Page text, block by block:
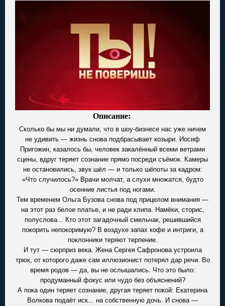
Описание:
Сколько бы мы ни думали, что в шоу-бизнесе нас уже ничем
не удивить — жизнь снова подбрасывает козыри. Иосиф
Пригожин, казалось бы, человек закалённый всеми ветрами
сцены, вдруг теряет сознание прямо посреди съёмок. Камеры
не остановились, звук шёл — и только шёпоты за кадром:
«Что случилось?» Врачи молчат, а слухи множатся, будто
осенние листья под ногами.
Тем временем Ольга Бузова снова под прицелом внимания —
на этот раз белое платье, и не ради клипа. Намёки, сторис,
полуслова... Кто этот загадочный смельчак, решившийся
покорить непокоримую? В воздухе запах кофе и интриги, а
поклонники теряют терпение.
И тут — сюрприз века. Жена Сергея Сафронова устроила
трюк, от которого даже сам иллюзионист потерял дар речи. Во
время родов — да, вы не ослышались. Что это было:
продуманный фокус или чудо без объяснений?
А пока один теряет сознание, другая теряет покой: Екатерина
Волкова подаёт иск... на собственную дочь. И снова —